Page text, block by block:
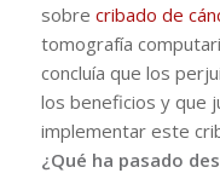
sobre cribado de
tomografía
concluía que los
los beneficios y que
implementar este
¿Qué ha pasado